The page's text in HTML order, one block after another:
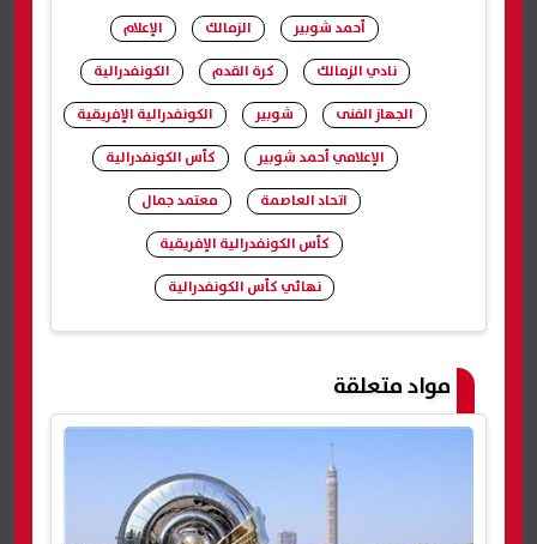
أحمد شوبير الزمالك
الإعلام
نادي الزمالك
كرة القدم
الكونفدرالية
الجهاز الفنى
شوبير
الكونفدرالية الإفريقية
الإعلامي أحمد شوبير
كأس الكونفدرالية
اتحاد العاصمة
معتمد جمال
كأس الكونفدرالية الإفريقية
نهائي كأس الكونفدرالية
مواد متعلقة